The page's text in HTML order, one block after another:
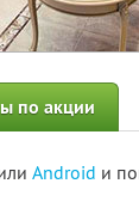
по акции
Android и